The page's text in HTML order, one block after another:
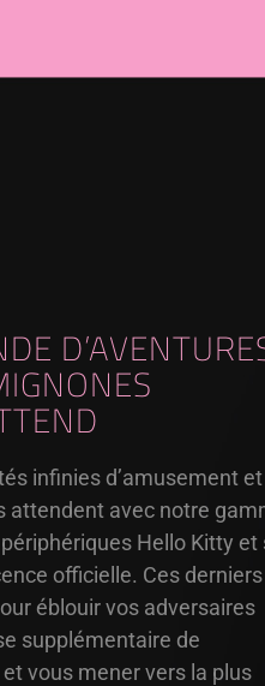
infinies d’amusement et
attendent avec notre
Hello Kitty et
officielle. Ces
éblouir vos adversaires
supplémentaire de
vous mener vers la plus